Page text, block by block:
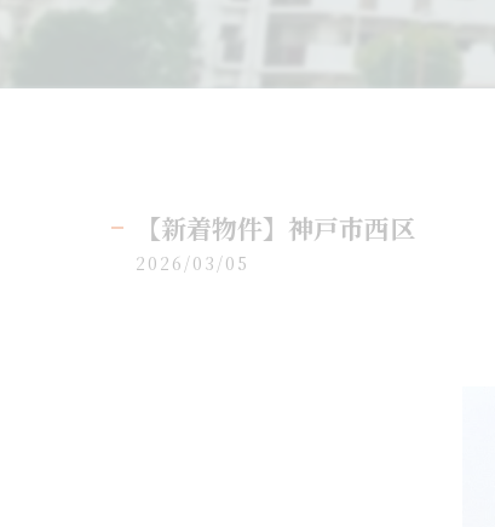
【新着物件】神戸市西区
2026/03/05